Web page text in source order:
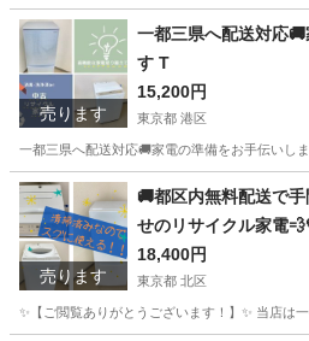
神奈川 川崎市 生活家電 商品
売ります
一都三県へ配送対応
す T
15,200円
東京都 港区
一都三県へ配送対応🚚家電の準備をお手伝いし
東京 港区 キッチン家電 取り付け
売ります
🚚都区内無料配送で
せのリサイクル家電
18,400円
東京都 北区
✨【ご閲覧ありがとうございます！】✨ 当店は